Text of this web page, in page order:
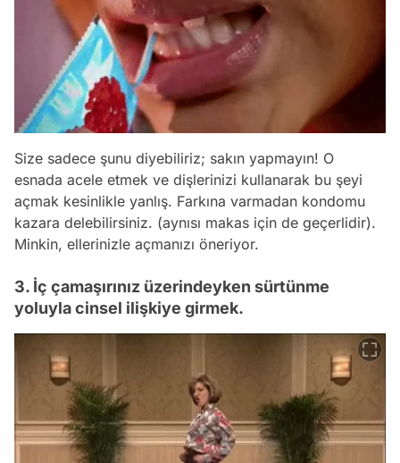
Size sadece şunu diyebiliriz; sakın yapmayın! O
esnada acele etmek ve dişlerinizi kullanarak bu şeyi
açmak kesinlikle yanlış. Farkına varmadan kondomu
kazara delebilirsiniz. (aynısı makas için de geçerlidir).
Minkin, ellerinizle açmanızı öneriyor.
3. İç çamaşırınız üzerindeyken sürtünme
yoluyla cinsel ilişkiye girmek.